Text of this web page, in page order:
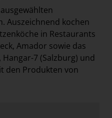
Auszeichnend kochen
in Restaurants
Amador sowie das
7 (Salzburg) und
den Produkten von